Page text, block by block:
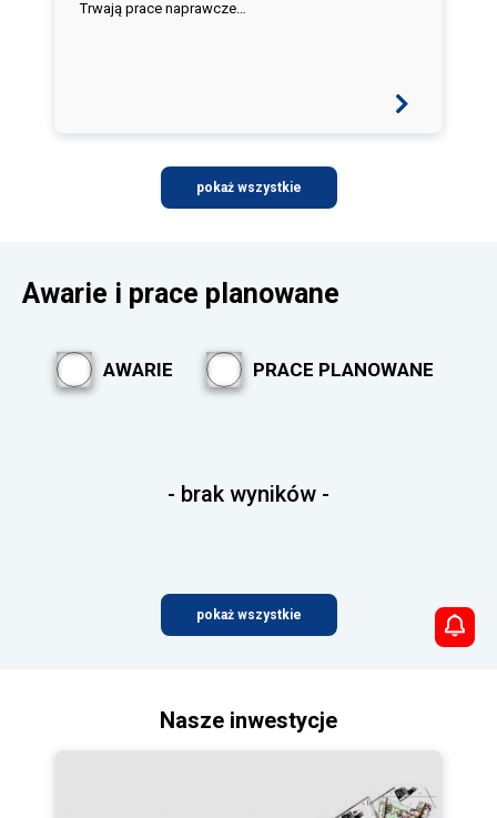
Trwają prace naprawcze…
pokaż wszystkie
Awarie i prace planowane
AWARIE PRACE PLANOWANE
- brak wyników -
pokaż wszystkie
Nasze inwestycje